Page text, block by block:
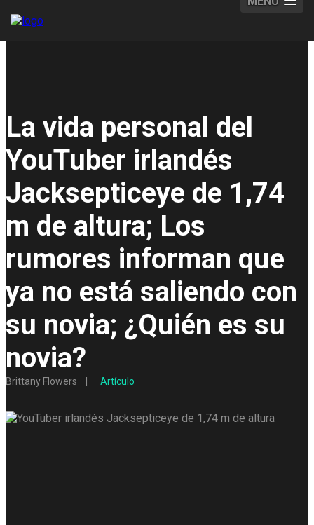
La vida personal del
YouTuber irlandés
Jacksepticeye de 1,74
m de altura; Los
rumores informan que
ya no está saliendo con
su novia; ¿Quién es su
novia?
Brittany Flowers Artículo